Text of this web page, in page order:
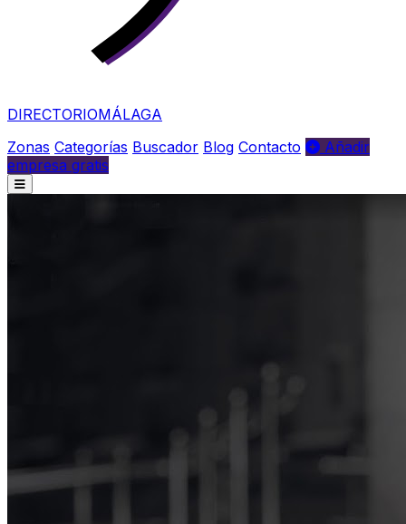
DIRECTORIOMÁLAGA
Zonas Categorías Buscador Blog Contacto
Añadir
empresa gratis